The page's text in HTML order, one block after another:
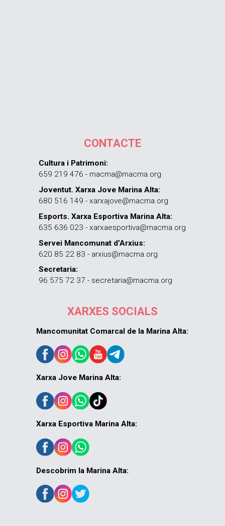
CONTACTE
Cultura i Patrimoni:
659 219 476 - macma@macma.org
Joventut. Xarxa Jove Marina Alta:
680 516 149 - xarxajove@macma.org
Esports. Xarxa Esportiva Marina Alta:
635 636 023 - xarxaesportiva@macma.org
Servei Mancomunat d’Arxius:
620 85 22 83 - arxius@macma.org
Secretaria:
96 575 72 37 - secretaria@macma.org
XARXES SOCIALS
Mancomunitat Comarcal de la Marina Alta:
Xarxa Jove Marina Alta:
Xarxa Esportiva Marina Alta:
Descobrim la Marina Alta: